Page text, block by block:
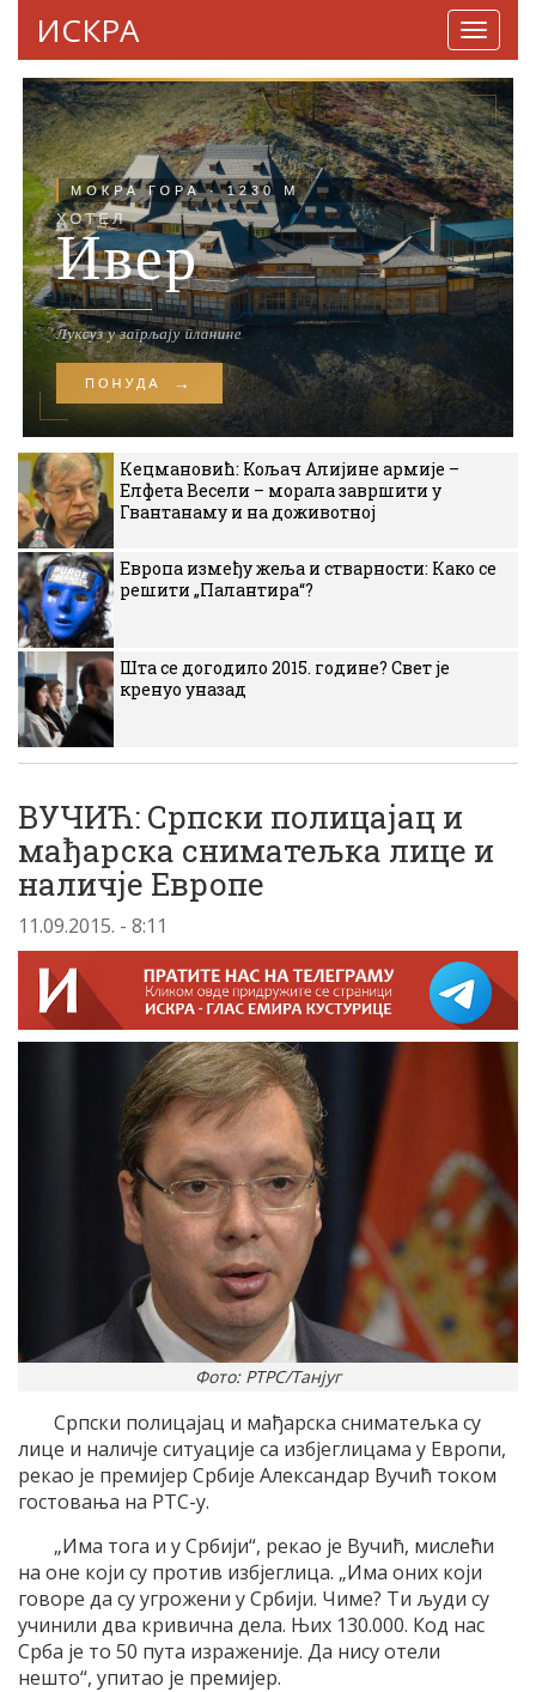
ИСКРА
Кецмановић: Кољач Алијине армије –
Елфета Весели – морала завршити у
Гвантанаму и на доживотној
Европа између жеља и стварности: Како се
решити „Палантира“?
Шта се догодило 2015. године? Свет је
кренуо уназад
ВУЧИЋ: Српски полицајац и
мађарска сниматељка лице и
наличје Европе
11.09.2015. - 8:11
Фото: РТРС/Танјуг
Српски полицајац и мађарска сниматељка су
лице и наличје ситуације са избјеглицама у Европи,
рекао је премијер Србије Александар Вучић током
гостовања на РТС-у.
„Има тога и у Србији“, рекао је Вучић, мислећи
на оне који су против избјеглица. „Има оних који
говоре да су угрожени у Србији. Чиме? Ти људи су
учинили два кривична дела. Њих 130.000. Код нас
Срба је то 50 пута израженије. Да нису отели
нешто“, упитао је премијер.